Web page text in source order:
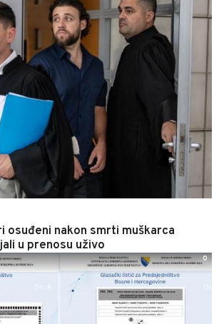
osuđeni nakon smrti muškarca
u prenosu uživo
0